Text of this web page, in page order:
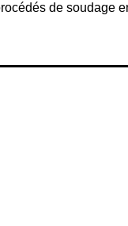
de soudage